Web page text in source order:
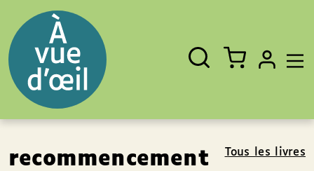
Fermer
Rechercher
un
livre,
un
auteur,
un
EAN
recommencement Tous les livres